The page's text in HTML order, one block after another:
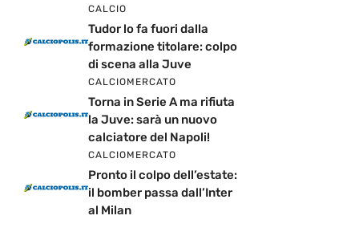
CALCIO
Tudor lo fa fuori dalla
formazione titolare: colpo
di scena alla Juve
CALCIOMERCATO
Torna in Serie A ma rifiuta
la Juve: sarà un nuovo
calciatore del Napoli!
CALCIOMERCATO
Pronto il colpo dell’estate:
il bomber passa dall’Inter
al Milan